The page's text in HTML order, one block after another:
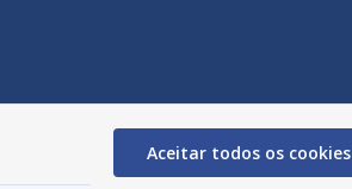
Aceitar todos os cookies